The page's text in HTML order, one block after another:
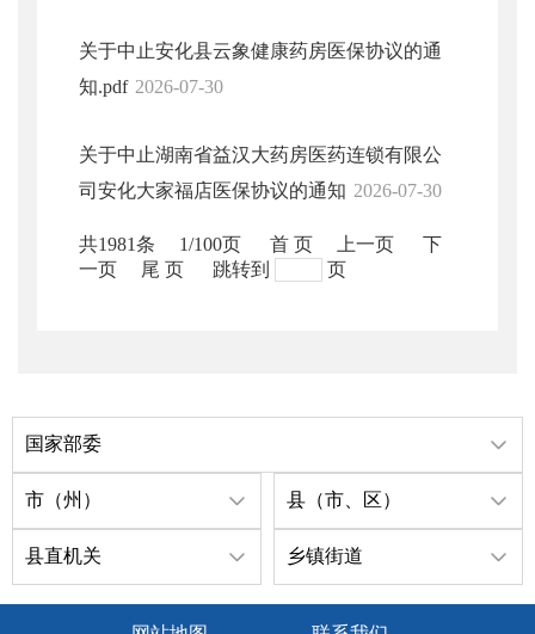
关于中止安化县云象健康药房医保协议的通
知.pdf 2026-07-30
关于中止湖南省益汉大药房医药连锁有限公
司安化大家福店医保协议的通知 2026-07-30
共1981条 1/100页 首 页 上一页
下
一页
尾 页 跳转到 页
国家部委
市（州） 县（市、区）
县直机关 乡镇街道